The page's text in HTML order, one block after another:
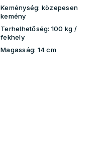
Keménység: közepesen
kemény
Terhelhetőség: 100 kg​​​​ /
fekhely
Magasság: 14 cm